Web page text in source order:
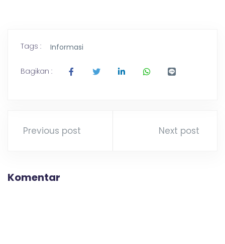
Tags : Informasi
Bagikan :
Previous post Next post
Komentar